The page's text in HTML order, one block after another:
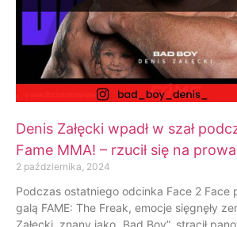
Denis Załęcki wpadł w szał
Fame MMA! – rzucił się na
2 października, 2024
Podczas ostatniego odcinka Face 2 Face
galą FAME: The Freak, emocje sięgnęły
Załęcki, znany jako „Bad Boy”, stracił